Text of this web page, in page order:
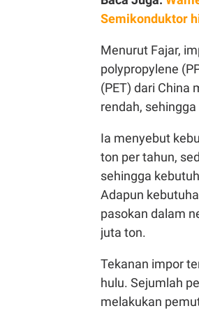
Semikonduktor
Menurut Fajar,
polypropylene
(PET) dari China
rendah,
Ia menyebut
ton per tahun,
sehingga
Adapun
pasokan dalam
juta ton.
Tekanan impor
hulu. Sejumlah
melakukan